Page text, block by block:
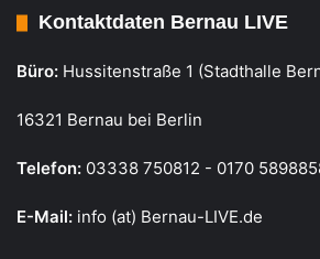
Kontaktdaten Bernau LIVE
Büro: Hussitenstraße 1 (Stadthalle
16321 Bernau bei Berlin
Telefon: 03338 750812 - 0170
E-Mail: info (at) Bernau-LIVE.de